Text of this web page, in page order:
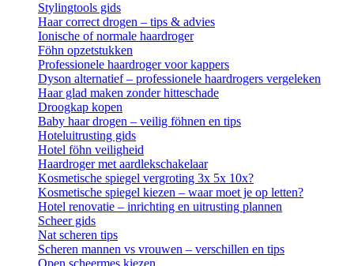
Stylingtools gids
Haar correct drogen – tips & advies
Ionische of normale haardroger
Föhn opzetstukken
Professionele haardroger voor kappers
Dyson alternatief – professionele haardrogers vergeleken
Haar glad maken zonder hitteschade
Droogkap kopen
Baby haar drogen – veilig föhnen en tips
Hoteluitrusting gids
Hotel föhn veiligheid
Haardroger met aardlekschakelaar
Kosmetische spiegel vergroting 3x 5x 10x?
Kosmetische spiegel kiezen – waar moet je op letten?
Hotel renovatie – inrichting en uitrusting plannen
Scheer gids
Nat scheren tips
Scheren mannen vs vrouwen – verschillen en tips
Open scheermes kiezen